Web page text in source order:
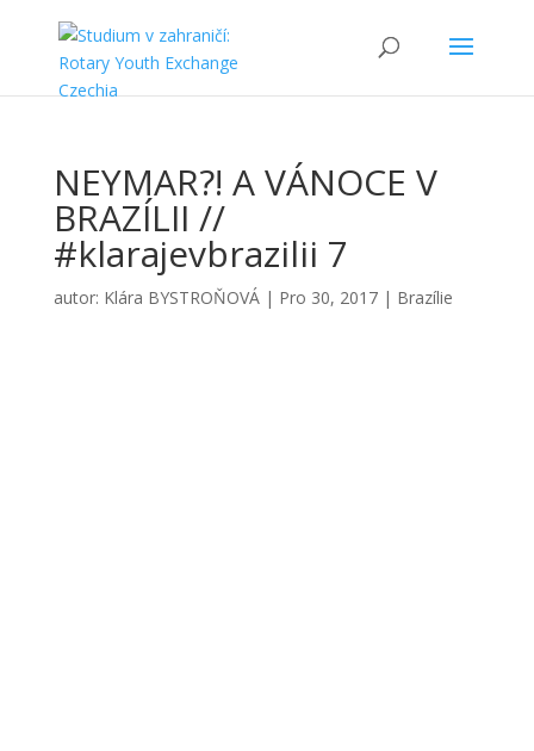
NEYMAR?! A VÁNOCE V
BRAZÍLII //
#klarajevbrazilii 7
autor: Klára BYSTROŇOVÁ| Pro 30, 2017| Brazílie